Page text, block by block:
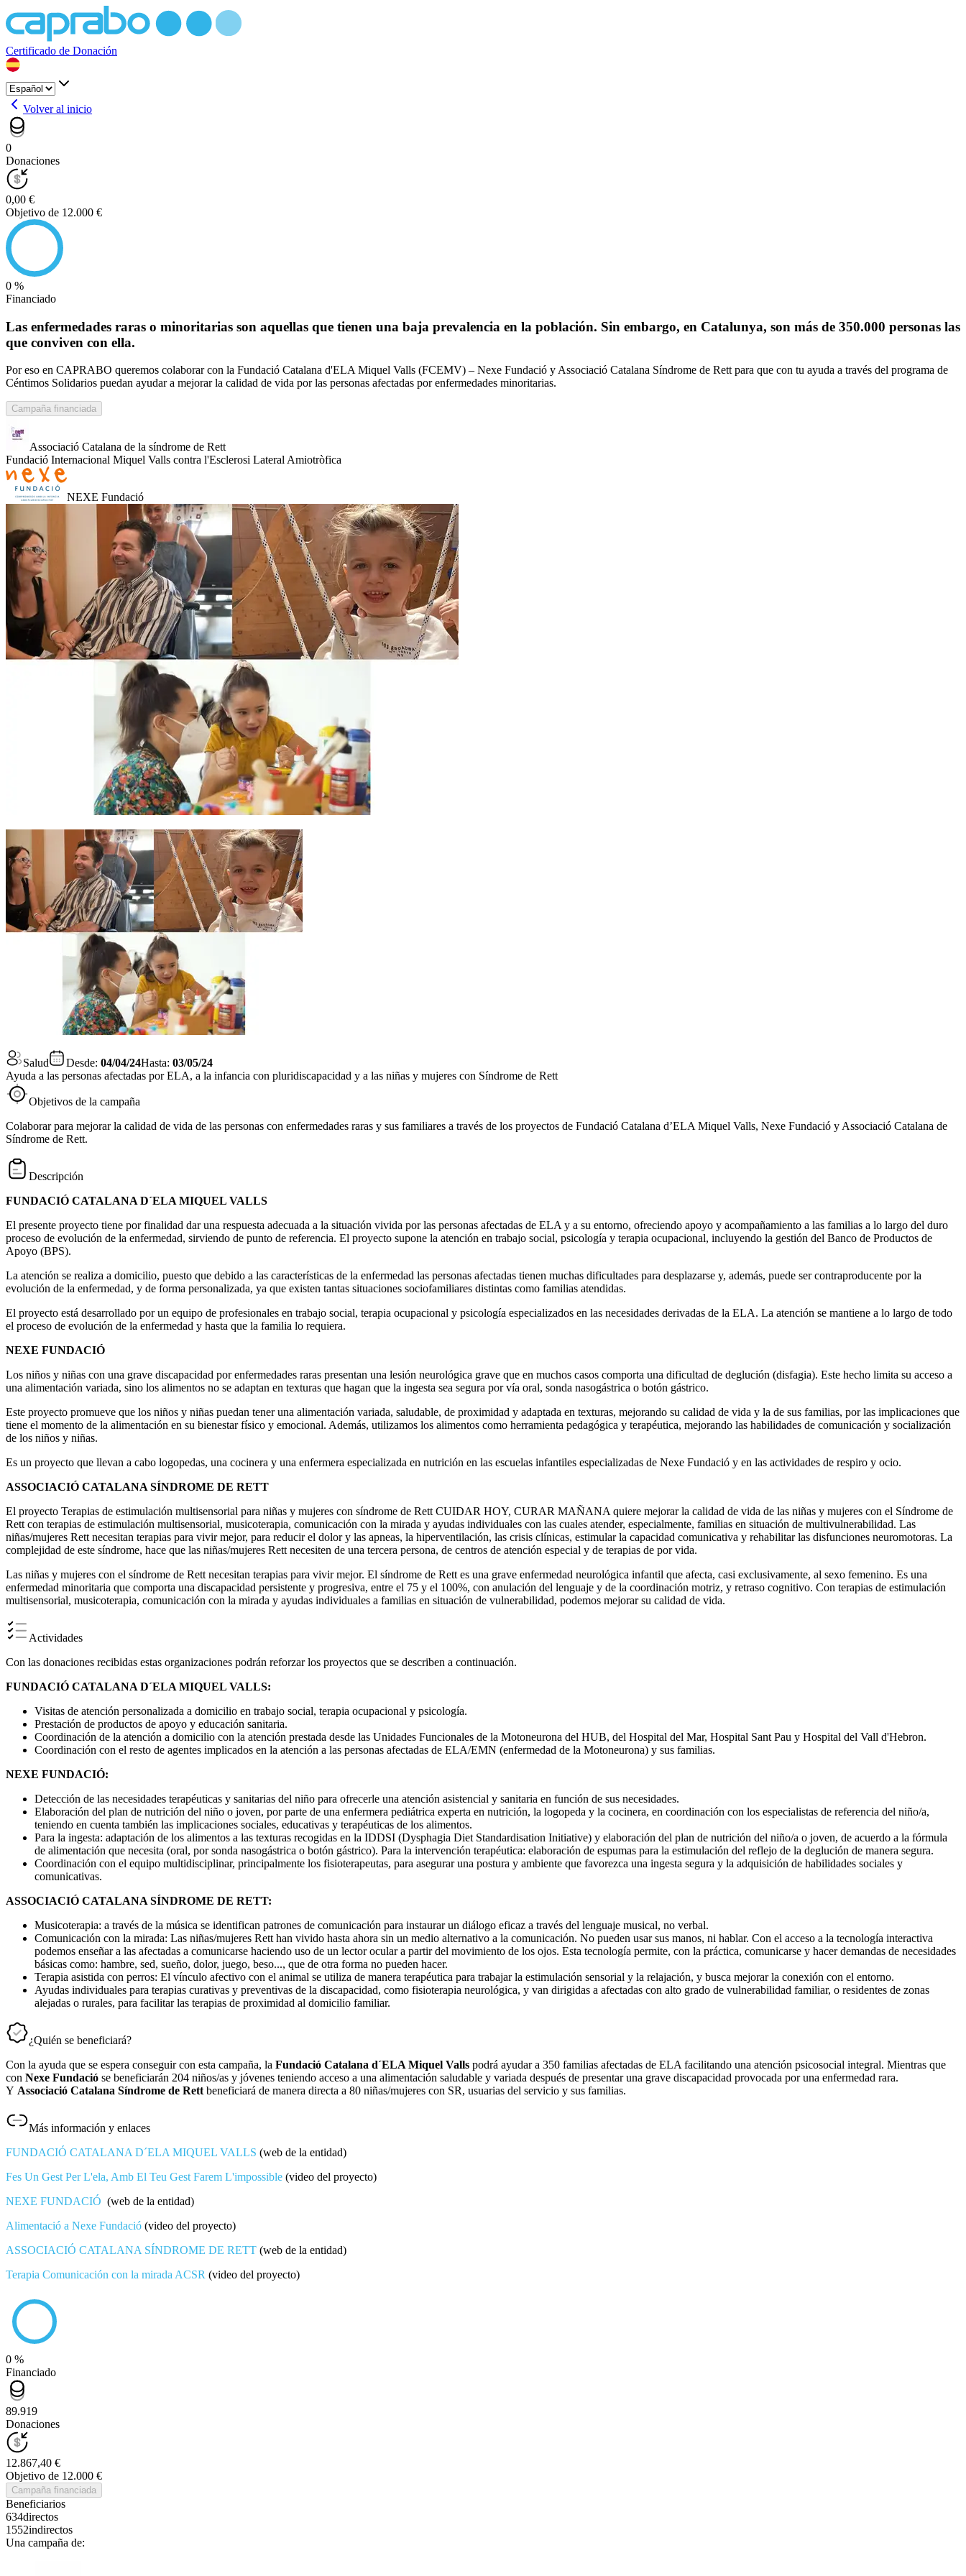
Certificado de Donación
Volver al inicio
0
Donaciones
0,00 €
Objetivo de 12.000 €
0 %
Financiado
Las enfermedades raras o minoritarias son aquellas que tienen una baja prevalencia en la población. Sin embargo, en Catalunya, son más de 350.000 personas las
que conviven con ella.
Por eso en CAPRABO queremos colaborar con la Fundació Catalana d'ELA Miquel Valls (FCEMV) – Nexe Fundació y Associació Catalana Síndrome de Rett para que con tu ayuda a través del programa de
Céntimos Solidarios puedan ayudar a mejorar la calidad de vida por las personas afectadas por enfermedades minoritarias.
Campaña financiada
Associació Catalana de la síndrome de Rett
Fundació Internacional Miquel Valls contra l'Esclerosi Lateral Amiotròfica
NEXE Fundació
Salud Desde: 04/04/24Hasta: 03/05/24
Ayuda a las personas afectadas por ELA, a la infancia con pluridiscapacidad y a las niñas y mujeres con Síndrome de Rett
Objetivos de la campaña
Colaborar para mejorar la calidad de vida de las personas con enfermedades raras y sus familiares a través de los proyectos de Fundació Catalana d’ELA Miquel Valls, Nexe Fundació y Associació Catalana de
Síndrome de Rett.
Descripción
FUNDACIÓ CATALANA D´ELA MIQUEL VALLS
El presente proyecto tiene por finalidad dar una respuesta adecuada a la situación vivida por las personas afectadas de ELA y a su entorno, ofreciendo apoyo y acompañamiento a las familias a lo largo del duro
proceso de evolución de la enfermedad, sirviendo de punto de referencia. El proyecto supone la atención en trabajo social, psicología y terapia ocupacional, incluyendo la gestión del Banco de Productos de
Apoyo (BPS).
La atención se realiza a domicilio, puesto que debido a las características de la enfermedad las personas afectadas tienen muchas dificultades para desplazarse y, además, puede ser contraproducente por la
evolución de la enfermedad, y de forma personalizada, ya que existen tantas situaciones sociofamiliares distintas como familias atendidas.
El proyecto está desarrollado por un equipo de profesionales en trabajo social, terapia ocupacional y psicología especializados en las necesidades derivadas de la ELA. La atención se mantiene a lo largo de todo
el proceso de evolución de la enfermedad y hasta que la familia lo requiera.
NEXE FUNDACIÓ
Los niños y niñas con una grave discapacidad por enfermedades raras presentan una lesión neurológica grave que en muchos casos comporta una dificultad de deglución (disfagia). Este hecho limita su acceso a
una alimentación variada, sino los alimentos no se adaptan en texturas que hagan que la ingesta sea segura por vía oral, sonda nasogástrica o botón gástrico.
Este proyecto promueve que los niños y niñas puedan tener una alimentación variada, saludable, de proximidad y adaptada en texturas, mejorando su calidad de vida y la de sus familias, por las implicaciones que
tiene el momento de la alimentación en su bienestar físico y emocional. Además, utilizamos los alimentos como herramienta pedagógica y terapéutica, mejorando las habilidades de comunicación y socialización
de los niños y niñas.
Es un proyecto que llevan a cabo logopedas, una cocinera y una enfermera especializada en nutrición en las escuelas infantiles especializadas de Nexe Fundació y en las actividades de respiro y ocio.
ASSOCIACIÓ CATALANA SÍNDROME DE RETT
El proyecto Terapias de estimulación multisensorial para niñas y mujeres con síndrome de Rett CUIDAR HOY, CURAR MAÑANA quiere mejorar la calidad de vida de las niñas y mujeres con el Síndrome de
Rett con terapias de estimulación multisensorial, musicoterapia, comunicación con la mirada y ayudas individuales con las cuales atender, especialmente, familias en situación de multivulnerabilidad. Las
niñas/mujeres Rett necesitan terapias para vivir mejor, para reducir el dolor y las apneas, la hiperventilación, las crisis clínicas, estimular la capacidad comunicativa y rehabilitar las disfunciones neuromotoras. La
complejidad de este síndrome, hace que las niñas/mujeres Rett necesiten de una tercera persona, de centros de atención especial y de terapias de por vida.
Las niñas y mujeres con el síndrome de Rett necesitan terapias para vivir mejor. El síndrome de Rett es una grave enfermedad neurológica infantil que afecta, casi exclusivamente, al sexo femenino. Es una
enfermedad minoritaria que comporta una discapacidad persistente y progresiva, entre el 75 y el 100%, con anulación del lenguaje y de la coordinación motriz, y retraso cognitivo. Con terapias de estimulación
multisensorial, musicoterapia, comunicación con la mirada y ayudas individuales a familias en situación de vulnerabilidad, podemos mejorar su calidad de vida.
Actividades
Con las donaciones recibidas estas organizaciones podrán reforzar los proyectos que se describen a continuación.
FUNDACIÓ CATALANA D´ELA MIQUEL VALLS:
Visitas de atención personalizada a domicilio en trabajo social, terapia ocupacional y psicología.
Prestación de productos de apoyo y educación sanitaria.
Coordinación de la atención a domicilio con la atención prestada desde las Unidades Funcionales de la Motoneurona del HUB, del Hospital del Mar, Hospital Sant Pau y Hospital del Vall d'Hebron.
Coordinación con el resto de agentes implicados en la atención a las personas afectadas de ELA/EMN (enfermedad de la Motoneurona) y sus familias.
NEXE FUNDACIÓ:
Detección de las necesidades terapéuticas y sanitarias del niño para ofrecerle una atención asistencial y sanitaria en función de sus necesidades.
Elaboración del plan de nutrición del niño o joven, por parte de una enfermera pediátrica experta en nutrición, la logopeda y la cocinera, en coordinación con los especialistas de referencia del niño/a,
teniendo en cuenta también las implicaciones sociales, educativas y terapéuticas de los alimentos.
Para la ingesta: adaptación de los alimentos a las texturas recogidas en la IDDSI (Dysphagia Diet Standardisation Initiative) y elaboración del plan de nutrición del niño/a o joven, de acuerdo a la fórmula
de alimentación que necesita (oral, por sonda nasogástrica o botón gástrico). Para la intervención terapéutica: elaboración de espumas para la estimulación del reflejo de la deglución de manera segura.
Coordinación con el equipo multidisciplinar, principalmente los fisioterapeutas, para asegurar una postura y ambiente que favorezca una ingesta segura y la adquisición de habilidades sociales y
comunicativas.
ASSOCIACIÓ CATALANA SÍNDROME DE RETT:
Musicoterapia: a través de la música se identifican patrones de comunicación para instaurar un diálogo eficaz a través del lenguaje musical, no verbal.
Comunicación con la mirada: Las niñas/mujeres Rett han vivido hasta ahora sin un medio alternativo a la comunicación. No pueden usar sus manos, ni hablar. Con el acceso a la tecnología interactiva
podemos enseñar a las afectadas a comunicarse haciendo uso de un lector ocular a partir del movimiento de los ojos. Esta tecnología permite, con la práctica, comunicarse y hacer demandas de necesidades
básicas como: hambre, sed, sueño, dolor, juego, beso..., que de otra forma no pueden hacer.
Terapia asistida con perros: El vínculo afectivo con el animal se utiliza de manera terapéutica para trabajar la estimulación sensorial y la relajación, y busca mejorar la conexión con el entorno.
Ayudas individuales para terapias curativas y preventivas de la discapacidad, como fisioterapia neurológica, y van dirigidas a afectadas con alto grado de vulnerabilidad familiar, o residentes de zonas
alejadas o rurales, para facilitar las terapias de proximidad al domicilio familiar.
¿Quién se beneficiará?
Con la ayuda que se espera conseguir con esta campaña, la Fundació Catalana d´ELA Miquel Valls podrá ayudar a 350 familias afectadas de ELA facilitando una atención psicosocial integral. Mientras que
con Nexe Fundació se beneficiarán 204 niños/as y jóvenes teniendo acceso a una alimentación saludable y variada después de presentar una grave discapacidad provocada por una enfermedad rara.
Y Associació Catalana Síndrome de Rettbeneficiará de manera directa a 80 niñas/mujeres con SR, usuarias del servicio y sus familias.
Más información y enlaces
FUNDACIÓ CATALANA D´ELA MIQUEL VALLS (web de la entidad)
Fes Un Gest Per L'ela, Amb El Teu Gest Farem L'impossible (video del proyecto)
NEXE FUNDACIÓ (web de la entidad)
Alimentació a Nexe Fundació (video del proyecto)
ASSOCIACIÓ CATALANA SÍNDROME DE RETT (web de la entidad)
Terapia Comunicación con la mirada ACSR (video del proyecto)
0 %
Financiado
89.919
Donaciones
12.867,40 €
Objetivo de 12.000 €
Campaña financiada
Beneficiarios
634directos
1552indirectos
Una campaña de: